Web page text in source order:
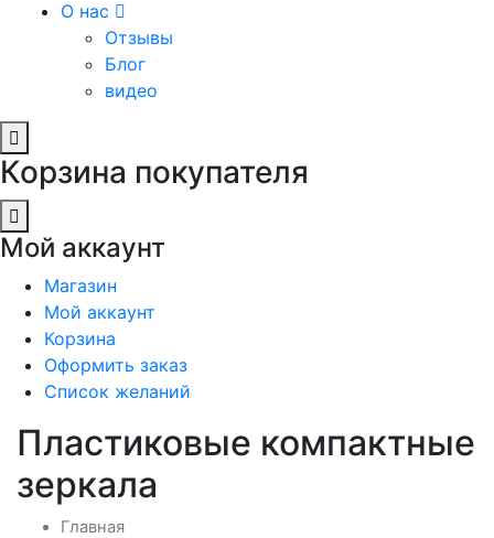
О нас
Отзывы
Блог
видео
Корзина покупателя
Мой аккаунт
Магазин
Мой аккаунт
Корзина
Оформить заказ
Список желаний
Пластиковые компактные
зеркала
Главная